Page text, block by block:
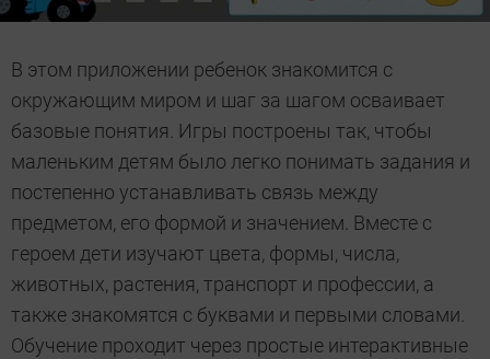
В этом приложении ребенок знакомится с
окружающим миром и шаг за шагом осваивает
базовые понятия. Игры построены так, чтобы
маленьким детям было легко понимать задания и
постепенно устанавливать связь между
предметом, его формой и значением. Вместе с
героем дети изучают цвета, формы, числа,
животных, растения, транспорт и профессии, а
также знакомятся с буквами и первыми словами.
Обучение проходит через простые интерактивные